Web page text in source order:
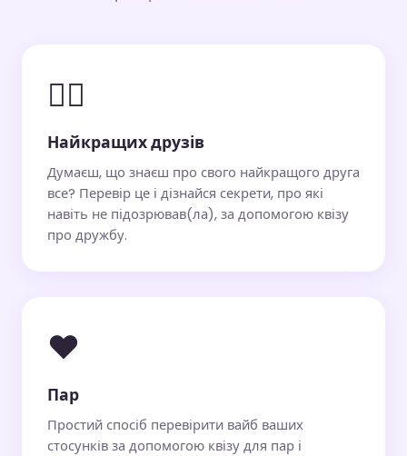
👯‍♀️
Найкращих друзів
Думаєш, що знаєш про свого найкращого друга
все? Перевір це і дізнайся секрети, про які
навіть не підозрював(ла), за допомогою квізу
про дружбу.
❤️
Пар
Простий спосіб перевірити вайб ваших
стосунків за допомогою квізу для пар і